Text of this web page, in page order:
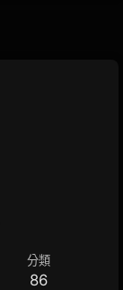
分類
86